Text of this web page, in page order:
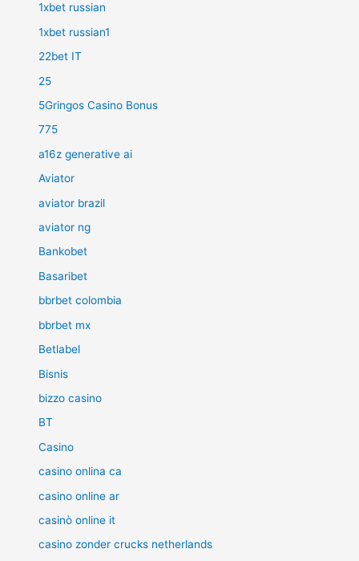
1xbet russian
1xbet russian1
22bet IT
25
5Gringos Casino Bonus
775
a16z generative ai
Aviator
aviator brazil
aviator ng
Bankobet
Basaribet
bbrbet colombia
bbrbet mx
Betlabel
Bisnis
bizzo casino
BT
Casino
casino onlina ca
casino online ar
casinò online it
casino zonder crucks netherlands